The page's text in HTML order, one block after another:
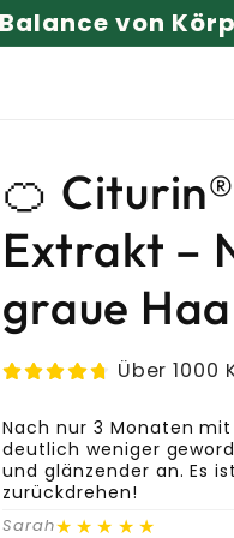
produziert.
🍊
Extrakt –
graue
Über 1000
Nach nur 3 Monaten
deutlich weniger
und glänzender an. Es
zurückdrehen!
Sarah★★★★★